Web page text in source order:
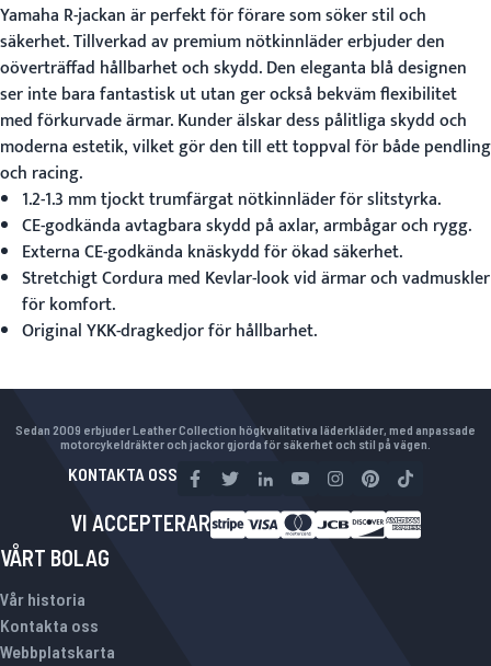
Yamaha R-jackanär perfekt för förare som söker stil och
säkerhet. Tillverkad av premium nötkinnläder erbjuder den
oöverträffad hållbarhet och skydd. Den eleganta blå designen
ser inte bara fantastisk ut utan ger också bekväm flexibilitet
med förkurvade ärmar. Kunder älskar dess pålitliga skydd och
moderna estetik, vilket gör den till ett toppval för både pendling
och racing.
1.2-1.3 mm tjockt trumfärgat nötkinnläder för slitstyrka.
CE-godkända avtagbara skydd på axlar, armbågar och rygg.
Externa CE-godkända knäskydd för ökad säkerhet.
Stretchigt Cordura med Kevlar-look vid ärmar och vadmuskler
för komfort.
Original YKK-dragkedjor för hållbarhet.
Sedan 2009 erbjuder Leather Collection högkvalitativa läderkläder, med anpassade
motorcykeldräkter och jackor gjorda för säkerhet och stil på vägen.
KONTAKTA OSS
VI ACCEPTERAR
VÅRT BOLAG
Vår historia
Kontakta oss
Webbplatskarta